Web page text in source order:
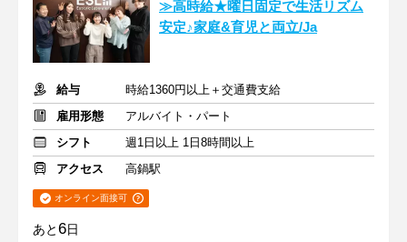
≫高時給★曜日固定で生活リズム
安定♪家庭&育児と両立/Ja
給与
時給1360円以上＋交通費支給
雇用形態
アルバイト・パート
シフト
週1日以上 1日8時間以上
アクセス
高鍋駅
オンライン面接可
あと6日